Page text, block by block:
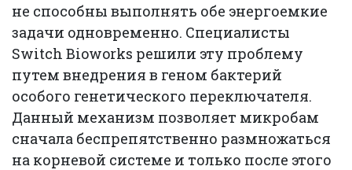
не способны выполнять обе энергоемкие
задачи одновременно. Специалисты
Switch Bioworks решили эту проблему
путем внедрения в геном бактерий
особого генетического переключателя.
Данный механизм позволяет микробам
сначала беспрепятственно размножаться
на корневой системе и только после этого